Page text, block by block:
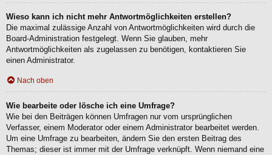
Wieso kann ich nicht mehr Antwortmöglichkeiten erstellen?
Die maximal zulässige Anzahl von Antwortmöglichkeiten wird durch die
Board-Administration festgelegt. Wenn Sie glauben, mehr
Antwortmöglichkeiten als zugelassen zu benötigen, kontaktieren Sie
einen Administrator.
Nach oben
Wie bearbeite oder lösche ich eine Umfrage?
Wie bei den Beiträgen können Umfragen nur vom ursprünglichen
Verfasser, einem Moderator oder einem Administrator bearbeitet werden.
Um eine Umfrage zu bearbeiten, ändern Sie den ersten Beitrag des
Themas; dieser ist immer mit der Umfrage verknüpft. Wenn niemand eine